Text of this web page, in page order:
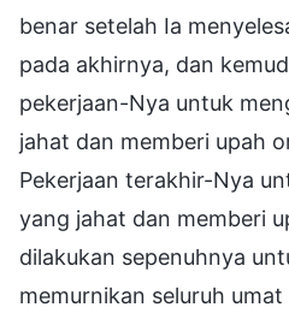
benar setelah Ia
pada akhirnya, dan
pekerjaan-Nya untuk
jahat dan memberi upah
Pekerjaan terakhir-Nya
yang jahat dan memberi
dilakukan sepenuhnya
memurnikan seluruh